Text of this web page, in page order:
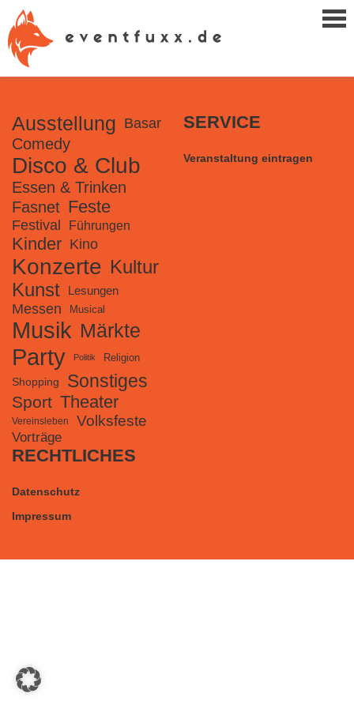
Ausstellung Basar
Comedy
Disco & Club
Essen & Trinken
Fasnet Feste
Festival Führungen
Kinder Kino
Konzerte Kultur
Kunst
Lesungen
Messen Musical
Musik Märkte
Party Politik Religion
Shopping Sonstiges
Sport Theater
Vereinsleben Volksfeste
Vorträge
SERVICE
Veranstaltung eintragen
RECHTLICHES
Datenschutz
Impressum